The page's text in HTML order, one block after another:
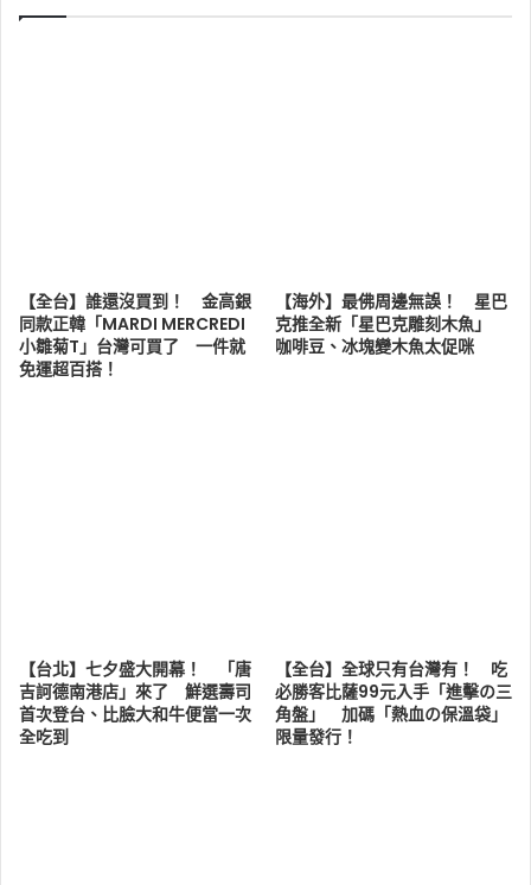
【全台】誰還沒買到！ 金高銀
同款正韓「MARDI MERCREDI
小雛菊T」台灣可買了 一件就
免運超百搭！
【海外】最佛周邊無誤！ 星巴
克推全新「星巴克雕刻木魚」
咖啡豆、冰塊變木魚太促咪
【台北】七夕盛大開幕！ 「唐
吉訶德南港店」來了 鮮選壽司
首次登台、比臉大和牛便當一次
全吃到
【全台】全球只有台灣有！ 吃
必勝客比薩99元入手「進擊の三
角盤」 加碼「熱血の保溫袋」
限量發行！